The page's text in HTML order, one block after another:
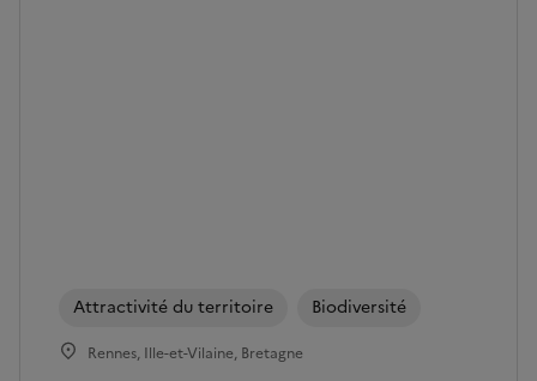
Attractivité du territoire Biodiversité
Rennes, Ille-et-Vilaine, Bretagne